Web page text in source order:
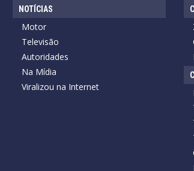
NOTÍCIAS
Motor
Televisão
Autoridades
Na Mídia
Viralizou na Internet